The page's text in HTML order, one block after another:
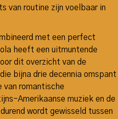
van routine zijn voelbaar in
met een perfect
heeft een uitmuntende
dit overzicht van de
bijna drie decennia omspant
romantische
Amerikaanse muziek en de
wordt gewisseld tussen